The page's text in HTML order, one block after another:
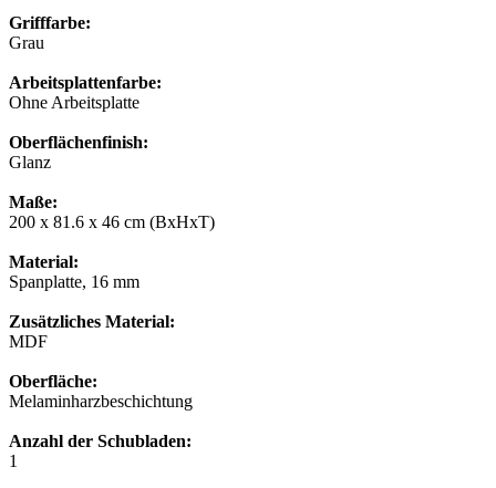
Grifffarbe:
Grau
Arbeitsplattenfarbe:
Ohne Arbeitsplatte
Oberflächenfinish:
Glanz
Maße:
200 x 81.6 x 46 cm (BxHxT)
Material:
Spanplatte, 16 mm
Zusätzliches Material:
MDF
Oberfläche:
Melaminharzbeschichtung
Anzahl der Schubladen:
1